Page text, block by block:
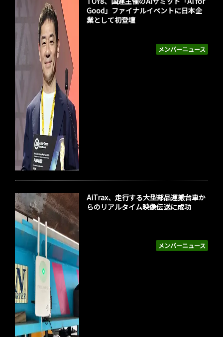
メンバーニュース
Good」ファイナルイベントに日本企
業として初登壇
メンバーニュース
AiTrax、走行する大型部品運搬台車か
らのリアルタイム映像伝送に成功